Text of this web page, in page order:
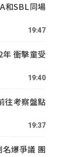
和SBL同場
19:47
衝擊童受
19:40
往考察盤點
19:37
名爆爭議 團